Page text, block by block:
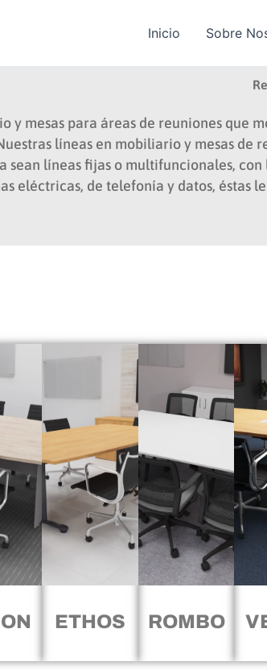
Inicio Sobre
y mesas para áreas de reuniones que
líneas en mobiliario y mesas de
sean líneas fijas o multifuncionales,
eléctricas, de telefonía y datos, éstas
ETHOS ROMBO